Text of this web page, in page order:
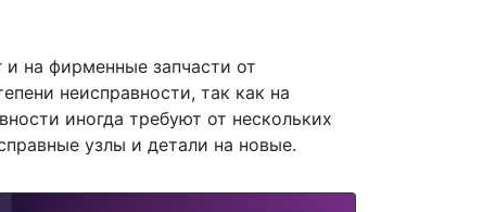
на фирменные запчасти от
неисправности, так как на
иногда требуют от нескольких
узлы и детали на новые.